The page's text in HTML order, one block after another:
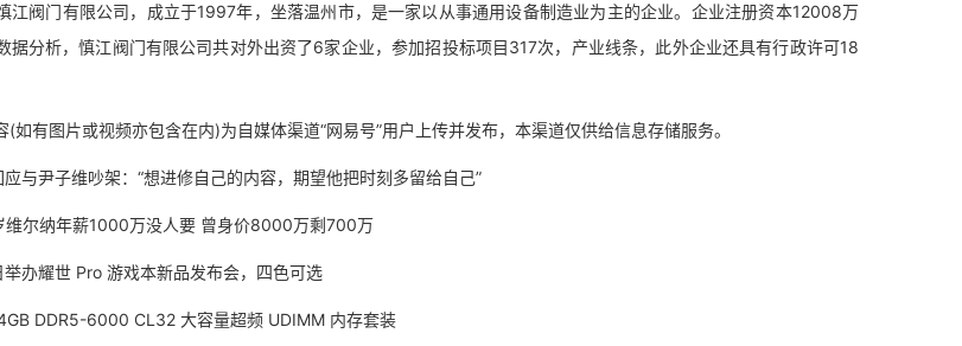
阀门有限公司，成立于1997年，坐落温州市，是一家以从事通用设备制造业为主的企业。企业注册资本12008万
据分析，慎江阀门有限公司共对外出资了6家企业，参加招投标项目317次，产业线条，此外企业还具有行政许可18
有图片或视频亦包含在内)为自媒体渠道“网易号”用户上传并发布，本渠道仅供给信息存储服务。
与尹子维吵架：“想进修自己的内容，期望他把时刻多留给自己”
尔纳年薪1000万没人要 曾身价8000万剩700万
办耀世 Pro 游戏本新品发布会，四色可选
DDR5-6000 CL32 大容量超频 UDIMM 内存套装